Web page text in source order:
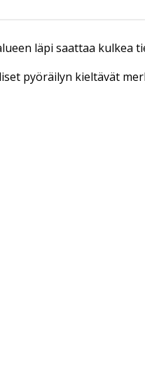
läpi saattaa kulkea
pyöräilyn kieltävät